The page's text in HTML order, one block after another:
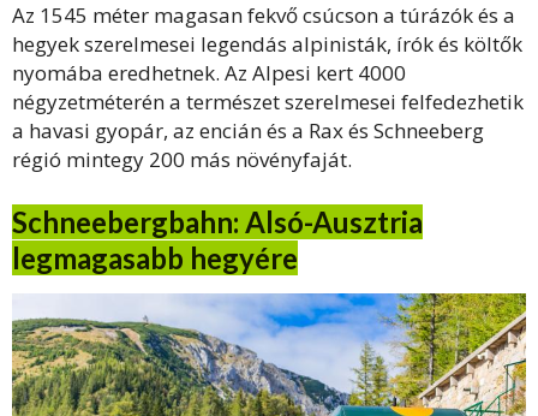
Az 1545 méter magasan fekvő csúcson a túrázók és a
hegyek szerelmesei legendás alpinisták, írók és költők
nyomába eredhetnek. Az Alpesi kert 4000
négyzetméterén a természet szerelmesei felfedezhetik
a havasi gyopár, az encián és a Rax és Schneeberg
régió mintegy 200 más növényfaját.
Schneebergbahn: Alsó-Ausztria
legmagasabb hegyére